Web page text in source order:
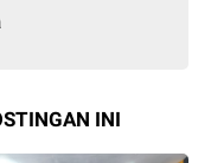
INI